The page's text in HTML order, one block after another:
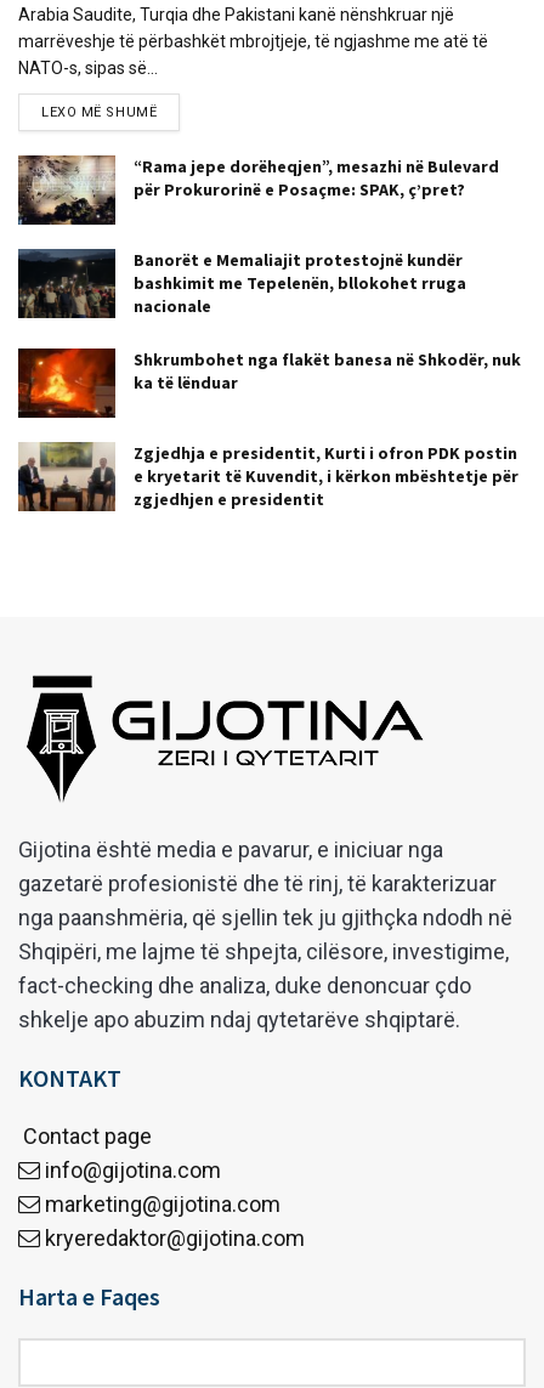
Arabia Saudite, Turqia dhe Pakistani kanë nënshkruar një
marrëveshje të përbashkët mbrojtjeje, të ngjashme me atë të
NATO-s, sipas së...
LEXO MË SHUMË
“Rama jepe dorëheqjen”, mesazhi në Bulevard
për Prokurorinë e Posaçme: SPAK, ç’pret?
Banorët e Memaliajit protestojnë kundër
bashkimit me Tepelenën, bllokohet rruga
nacionale
Shkrumbohet nga flakët banesa në Shkodër, nuk
ka të lënduar
Zgjedhja e presidentit, Kurti i ofron PDK postin
e kryetarit të Kuvendit, i kërkon mbështetje për
zgjedhjen e presidentit
Gijotina është media e pavarur, e iniciuar nga
gazetarë profesionistë dhe të rinj, të karakterizuar
nga paanshmëria, që sjellin tek ju gjithçka ndodh në
Shqipëri, me lajme të shpejta, cilësore, investigime,
fact-checking dhe analiza, duke denoncuar çdo
shkelje apo abuzim ndaj qytetarëve shqiptarë.
KONTAKT
Contact page
info@gijotina.com
marketing@gijotina.com
kryeredaktor@gijotina.com
Harta e Faqes